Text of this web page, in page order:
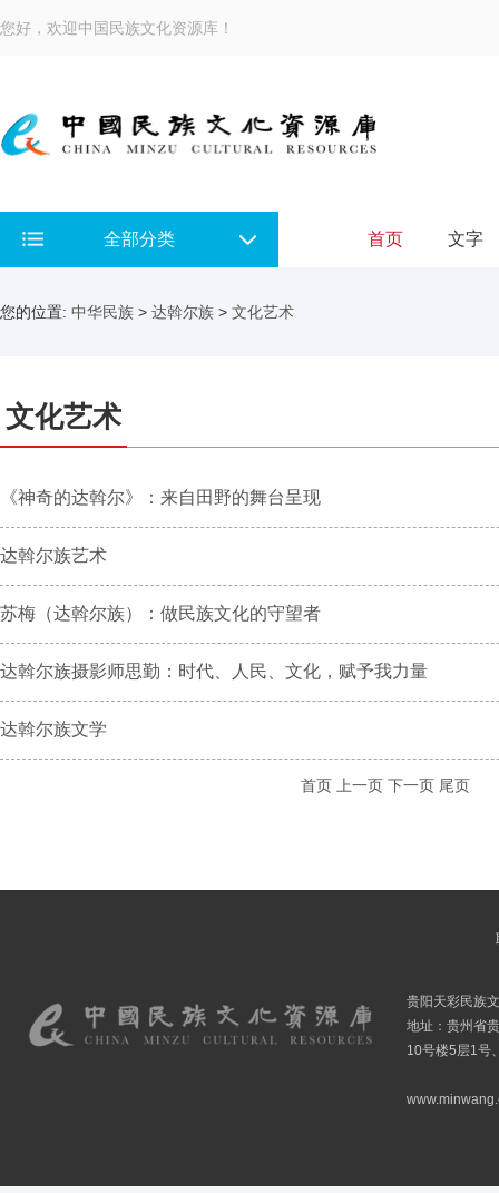
您好，欢迎中国民族文化资源库！
全部分类 首页 文字
您的位置: 中华民族 > 达斡尔族 > 文化艺术
文化艺术
《神奇的达斡尔》：来自田野的舞台呈现
达斡尔族艺术
苏梅（达斡尔族）：做民族文化的守望者
达斡尔族摄影师思勤：时代、人民、文化，赋予我力量
达斡尔族文学
首页 上一页 下一页 尾页
贵阳天彩民族
地址：贵州省
10号楼5层1号